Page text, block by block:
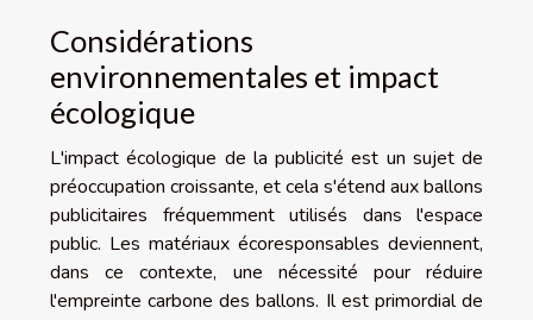
Considérations
environnementales et impact
écologique
L'impact écologique de la publicité est un sujet de
préoccupation croissante, et cela s'étend aux ballons
publicitaires fréquemment utilisés dans l'espace
public. Les matériaux écoresponsables deviennent,
dans ce contexte, une nécessité pour réduire
l'empreinte carbone des ballons. Il est primordial de